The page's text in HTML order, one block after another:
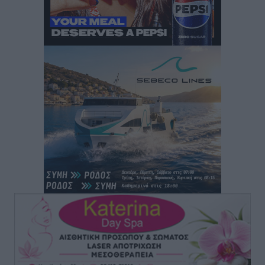
Χειρουργικές ομάδες στην Κάλυμνο: Το νέο μοντέλο
του ΕΣΥ φέρνει τις επεμβάσεις κοντά στους νησιώτες
Οι χειροπέδες στην Πάρο έδεσαν τα χέρια όλης της
Αυτοδιοίκησης
πριν 15 λεπτά
Δωρεάν τριήμερη κτηνιατρική δράση στη Μεγίστη,
από τη Λέσχη Lions Καστελλορίζου
Ρεπορτάζ• πριν 16 λεπτά
Στη Ρόδο σήμερα ο Υπουργός Υγείας Άδωνις
Γεωργιάδης
Τοπικές Ειδήσεις• πριν 17 λεπτά